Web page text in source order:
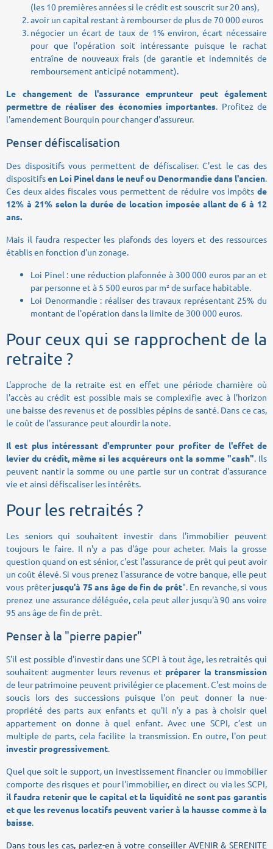
(les 10 premières années si le crédit est souscrit sur 20 ans),
avoir un capital restant à rembourser de plus de 70 000 euros
négocier un écart de taux de 1% environ, écart nécessaire
pour que l'opération soit intéressante puisque le rachat
entraîne de nouveaux frais (de garantie et indemnités de
remboursement anticipé notamment).
Le changement de l'assurance emprunteur peut également
permettre de réaliser des économies importantes. Profitez de
l'amendement Bourquin pour changer d'assureur.
Penser défiscalisation
Des dispositifs vous permettent de défiscaliser. C'est le cas des
dispositifsen Loi Pinel dans le neuf ou Denormandie dans l'ancien.
Ces deux aides fiscales vous permettent de réduire vos impôts de
12% à 21% selon la durée de location imposée allant de 6 à 12
ans.
Mais il faudra respecter les plafonds des loyers et des ressources
établis en fonction d'un zonage.
Loi Pinel : une réduction plafonnée à 300 000 euros par an et
par personne et à 5 500 euros par m² de surface habitable.
Loi Denormandie : réaliser des travaux représentant 25% du
montant de l'opération dans la limite de 300 000 euros.
Pour ceux qui se rapprochent de la
retraite ?
L'approche de la retraite est en effet une période charnière où
l'accès au crédit est possible mais se complexifie avec à l'horizon
une baisse des revenus et de possibles pépins de santé. Dans ce cas,
le coût de l'assurance peut alourdir la note.
Il est plus intéressant d'emprunter pour profiter de l'effet de
levier du crédit, même si les acquéreurs ont la somme "cash". Ils
peuvent nantir la somme ou une partie sur un contrat d'assurance
vie et ainsi défiscaliser les intérêts.
Pour les retraités ?
Les seniors qui souhaitent investir dans l'immobilier peuvent
toujours le faire. Il n'y a pas d'âge pour acheter. Mais la grosse
question quand on est sénior, c'est l'assurance de prêt qui peut avoir
un coût élevé. Si vous prenez l'assurance de votre banque, elle peut
vous prêterjusqu'à 75 ans âge de fin de prêt". En revanche, si vous
prenez une assurance déléguée, cela peut aller jusqu'à 90 ans voire
95 ans âge de fin de prêt.
Penser à la "pierre papier"
S'il est possible d'investir dans une SCPI à tout âge, les retraités qui
souhaitent augmenter leurs revenus et préparer la transmission
de leur patrimoine peuvent privilégier ce placement. C'est moins de
soucis lors des successions puisque l'on peut donner la nue-
propriété des parts aux enfants et qu'il n’y a pas à choisir quel
appartement on donne à quel enfant. Avec une SCPI, c’est un
multiple de parts, cela facilite la transmission. En outre, l'on peut
investir progressivement.
Quel que soit le support, un investissement financier ou immobilier
comporte des risques et pour l'immobilier, en direct ou via les SCPI,
il faudra retenir que le capital et la liquidité ne sont pas garantis
et que les revenus locatifs peuvent varier à la hausse comme à la
baisse.
Dans tous les cas, parlez-en à votre conseiller AVENIR & SERENITE